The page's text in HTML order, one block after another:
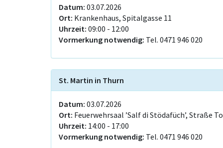
Datum: 03.07.2026
Ort: Krankenhaus, Spitalgasse 11
Uhrzeit: 09:00 - 12:00
Vormerkung notwendig: Tel. 0471 946 020
St. Martin in Thurn
Datum: 03.07.2026
Ort: Feuerwehrsaal ’Salf di Stödafüch’, Straße
Uhrzeit: 14:00 - 17:00
Vormerkung notwendig: Tel. 0471 946 020